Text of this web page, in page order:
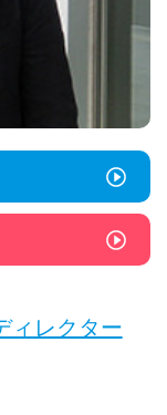
ィレクター